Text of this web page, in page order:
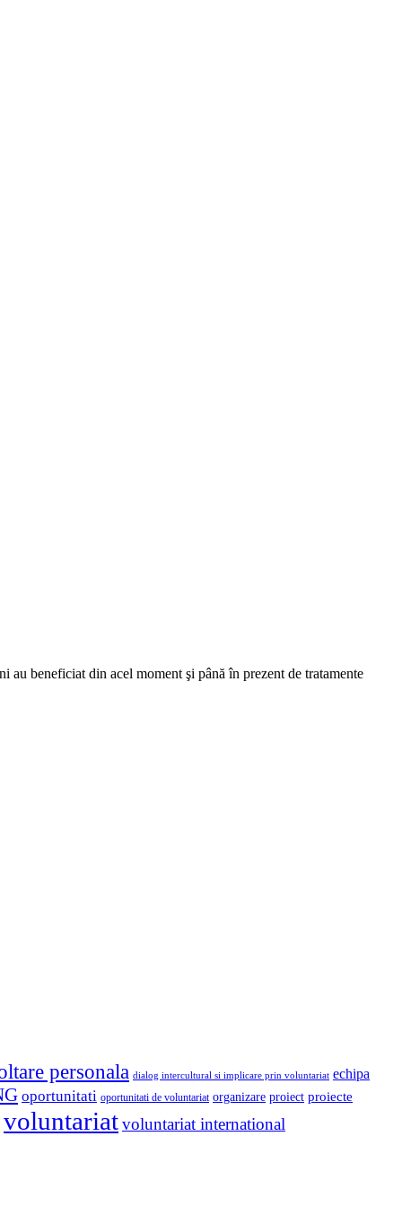
beneficiat din acel moment şi până în prezent de tratamente
personala dialog intercultural si implicare prin voluntariat echipa
oportunitati oportunitati de voluntariat organizare proiect proiecte
voluntariatvoluntariat international